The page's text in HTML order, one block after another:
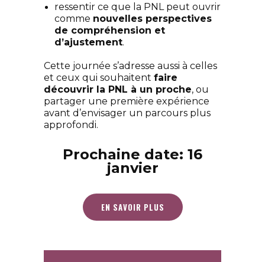
ressentir ce que la PNL peut ouvrir
comme nouvelles perspectives
de compréhension et
d’ajustement.
Cette journée s’adresse aussi à celles
et ceux qui souhaitent faire
découvrir la PNL à un proche, ou
partager une première expérience
avant d’envisager un parcours plus
approfondi.
Prochaine date: 16
janvier
EN SAVOIR PLUS